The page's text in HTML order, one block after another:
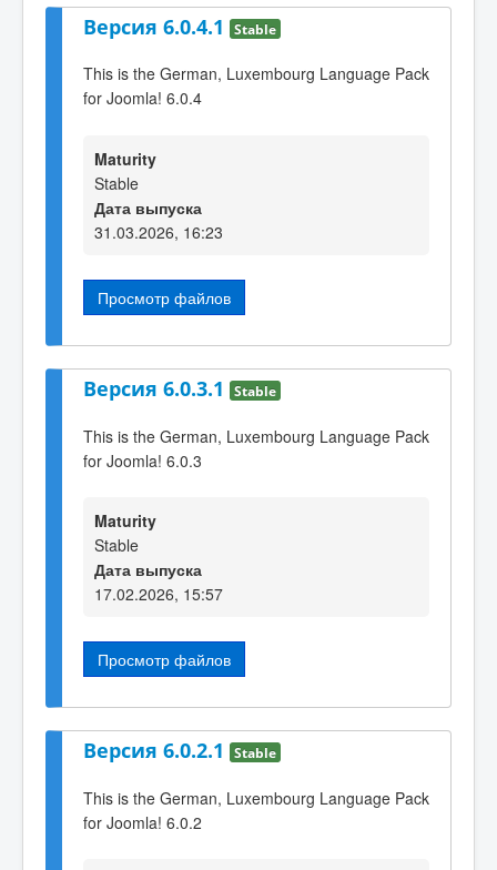
Версия 6.0.4.1 Stable
This is the German, Luxembourg Language Pack
for Joomla! 6.0.4
Maturity
Stable
Дата выпуска
31.03.2026, 16:23
Просмотр файлов
Версия 6.0.3.1 Stable
This is the German, Luxembourg Language Pack
for Joomla! 6.0.3
Maturity
Stable
Дата выпуска
17.02.2026, 15:57
Просмотр файлов
Версия 6.0.2.1 Stable
This is the German, Luxembourg Language Pack
for Joomla! 6.0.2